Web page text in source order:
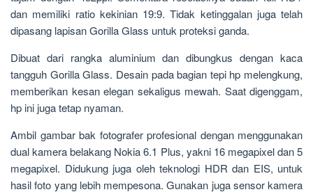
dan memiliki ratio kekinian 19:9. Tidak ketinggalan juga telah
dipasang lapisan Gorilla Glass untuk proteksi ganda.
Dibuat dari rangka aluminium dan dibungkus dengan kaca
tangguh Gorilla Glass. Desain pada bagian tepi hp melengkung,
memberikan kesan elegan sekaligus mewah. Saat digenggam,
hp ini juga tetap nyaman.
Ambil gambar bak fotografer profesional dengan menggunakan
dual kamera belakang Nokia 6.1 Plus, yakni 16 megapixel dan 5
megapixel. Didukung juga oleh teknologi HDR dan EIS, untuk
hasil foto yang lebih mempesona. Gunakan juga sensor kamera